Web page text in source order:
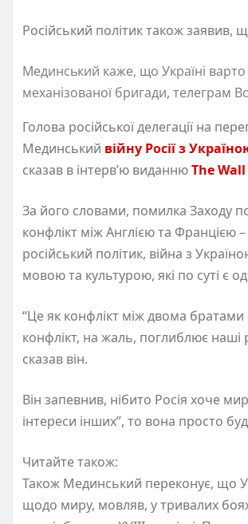
Російський політик також заявив,
Мединський каже, що Україні
механізованої бригади, телеграм
Голова російської делегації на
Мединський війну Росії з
сказав в інтерв’ю виданнюThe
За його словами, помилка Заходу
конфлікт між Англією та Францією
російський політик, війна з
мовою та культурою, які по суті є
“Це як конфлікт між двома
конфлікт, на жаль, поглиблює наші
сказав він.
Він запевнив, нібито Росія хоче
інтереси інших”, то вона просто
Читайте також:
Також Мединський переконує, що
щодо миру, мовляв, у тривалих